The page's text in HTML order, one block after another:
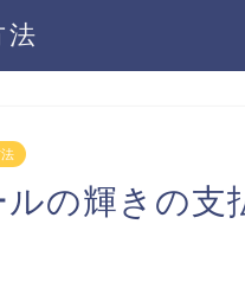
法
ルの輝きの支